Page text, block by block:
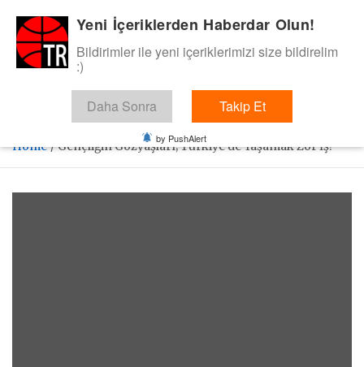
content
BasketTR
Sol dip çizgiden bir basket de bizden gelsin dedik.
Home Gençliğin Gözyaşları; Türkiye’de Yaşamak Zor İş!
Yeni İçeriklerden Haberdar Olun!
Bildirimler ile yeni içeriklerimizi size bildirelim
:)
Daha Sonra Takip Et
by PushAlert